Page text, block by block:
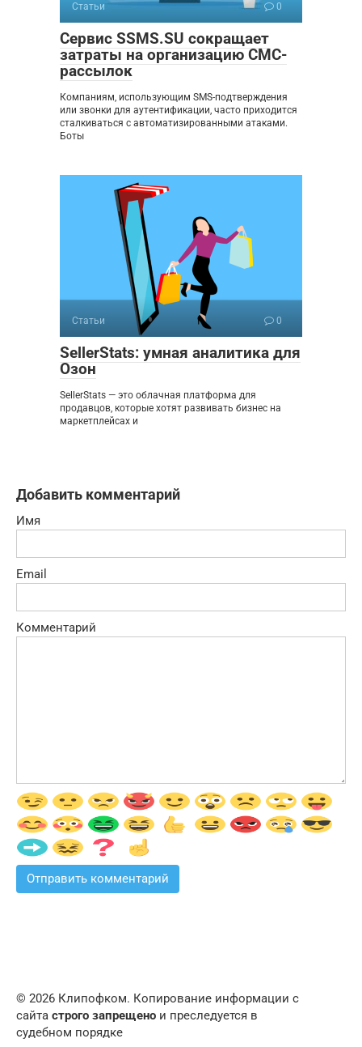
Статьи 0
Сервис SSMS.SU сокращает
затраты на организацию СМС-
рассылок
Компаниям, использующим SMS-подтверждения
или звонки для аутентификации, часто приходится
сталкиваться с автоматизированными атаками.
Боты
Статьи 0
SellerStats: умная аналитика для
Озон
SellerStats — это облачная платформа для
продавцов, которые хотят развивать бизнес на
маркетплейсах и
Добавить комментарий
Имя
Email
Комментарий
© 2026 Клипофком. Копирование информации с
сайта строго запрещено и преследуется в
судебном порядке